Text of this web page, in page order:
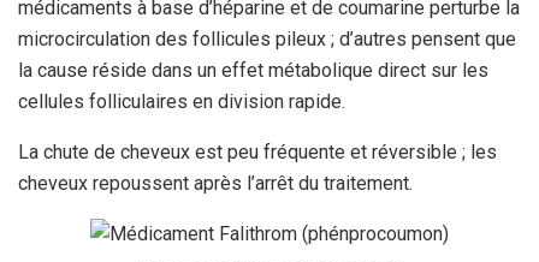
médicaments à base d’héparine et de coumarine perturbe la
microcirculation des follicules pileux ; d’autres pensent que
la cause réside dans un effet métabolique direct sur les
cellules folliculaires en division rapide.
La chute de cheveux est peu fréquente et réversible ; les
cheveux repoussent après l’arrêt du traitement.